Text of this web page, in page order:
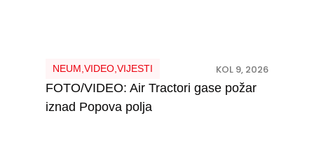
NEUM VIDEO, VIJESTI KOL 9, 2026
FOTO/VIDEO: Air Tractori gase požar
iznad Popova polja